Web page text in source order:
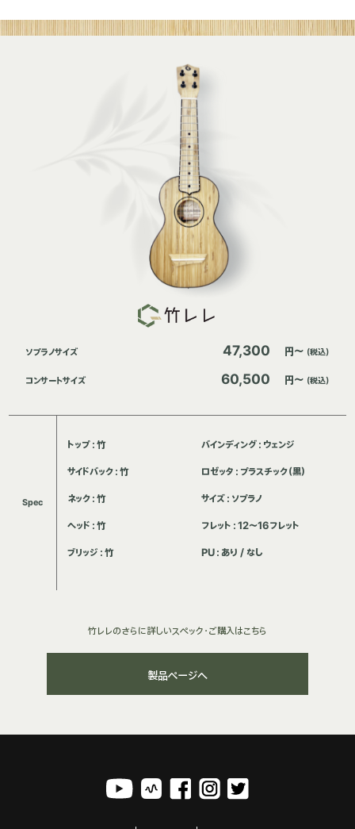
ソプラノサイズ 47,300 円～ （税込）
コンサートサイズ 60,500 円～ （税込）
Spec
トップ：竹 バインディング：ウェンジ
サイドバック：竹 ロゼッタ：プラスチック（黒）
ネック：竹 サイズ：ソプラノ
ヘッド：竹 フレット：12～16フレット
ブリッジ：竹 PU：あり / なし
竹レレのさらに詳しいスペック・ご購入はこちら
製品ページへ